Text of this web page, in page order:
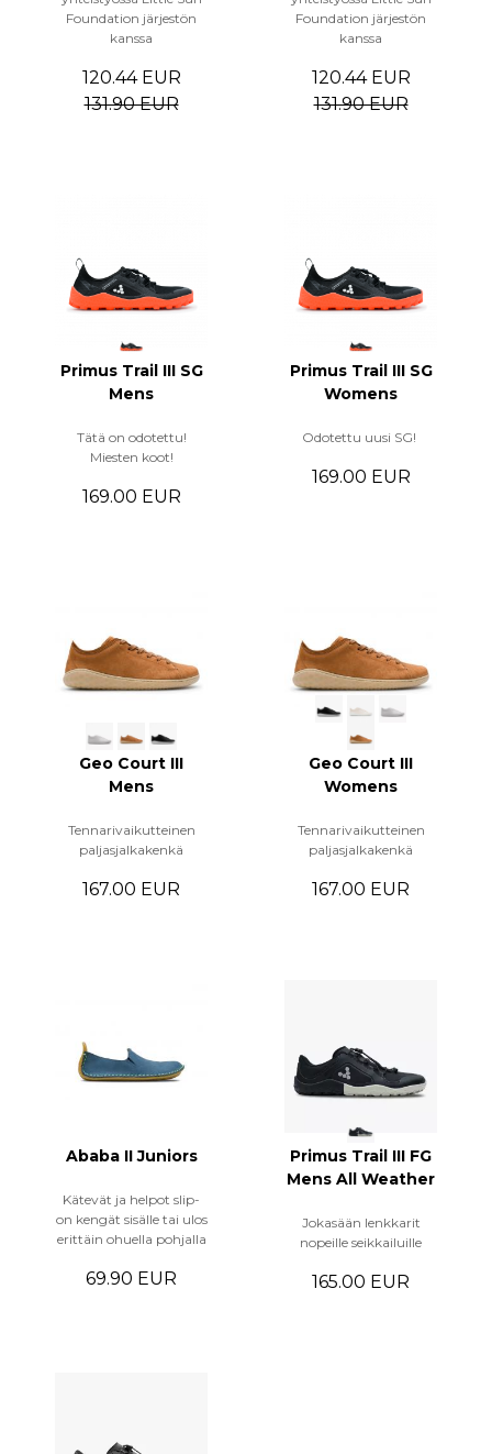
Foundation järjestön
kanssa
120.44 EUR
131.90 EUR
Foundation järjestön
kanssa
120.44 EUR
131.90 EUR
Primus Trail III SG
Mens
Tätä on odotettu!
Miesten koot!
169.00 EUR
Primus Trail III SG
Womens
Odotettu uusi SG!
169.00 EUR
Geo Court III
Mens
Tennarivaikutteinen
paljasjalkakenkä
167.00 EUR
Geo Court III
Womens
Tennarivaikutteinen
paljasjalkakenkä
167.00 EUR
Ababa II Juniors
Kätevät ja helpot slip-
on kengät sisälle tai ulos
erittäin ohuella pohjalla
69.90 EUR
Primus Trail III FG
Mens All Weather
Jokasään lenkkarit
nopeille seikkailuille
165.00 EUR